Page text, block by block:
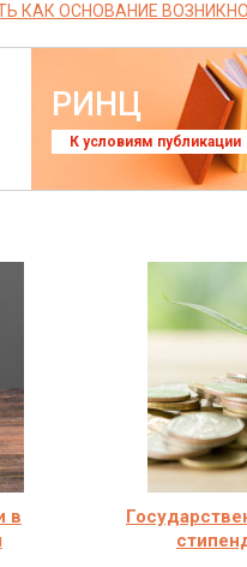
КАК ОСНОВАНИЕ
РИНЦ
К условиям публикации
в